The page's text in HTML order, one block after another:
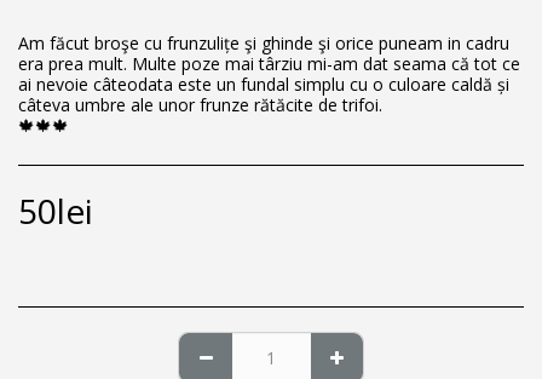
Am făcut broşe cu frunzulițe şi ghinde şi orice puneam in cadru
era prea mult. Multe poze mai târziu mi-am dat seama că tot ce
ai nevoie câteodata este un fundal simplu cu o culoare caldă și
câteva umbre ale unor frunze rătăcite de trifoi.
🍁🍁🍁
50lei